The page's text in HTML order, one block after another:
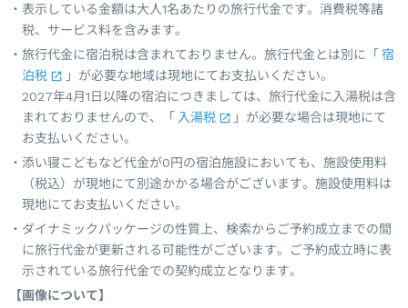
表示している金額は大人1名あたりの旅行代金です。消費税等諸
税、サービス料を含みます。
旅行代金に宿泊税は含まれておりません。旅行代金とは別に「 宿
泊税
」が必要な地域は現地にてお支払いください。
2027年4月1日以降の宿泊につきましては、旅行代金に入湯税は含
まれておりませんので、「 入湯税
」が必要な場合は現地にて
お支払いください。
添い寝こどもなど代金が0円の宿泊施設においても、施設使用料
（税込）が現地にて別途かかる場合がございます。施設使用料は
現地にてお支払いください。
ダイナミックパッケージの性質上、検索からご予約成立までの間
に旅行代金が更新される可能性がございます。ご予約成立時に表
示されている旅行代金での契約成立となります。
【画像について】